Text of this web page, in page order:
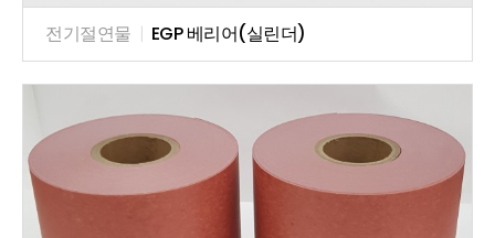
전기절연물 | EGP 베리어(실린더)